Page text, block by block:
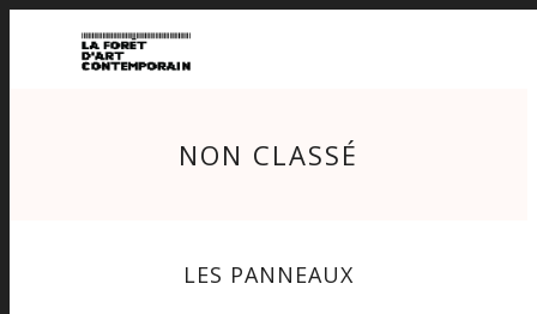
NON CLASSÉ
LES PANNEAUX